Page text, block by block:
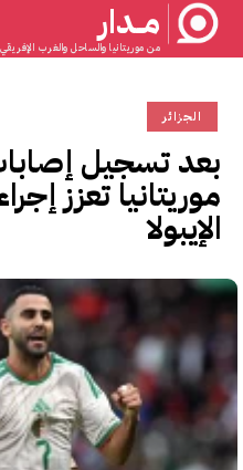
مــدار
من موريتانيا والساحل والغرب الإفريقي
الجزائر
بعد تسجيل
موريتانيا تعزز
الإيبولا